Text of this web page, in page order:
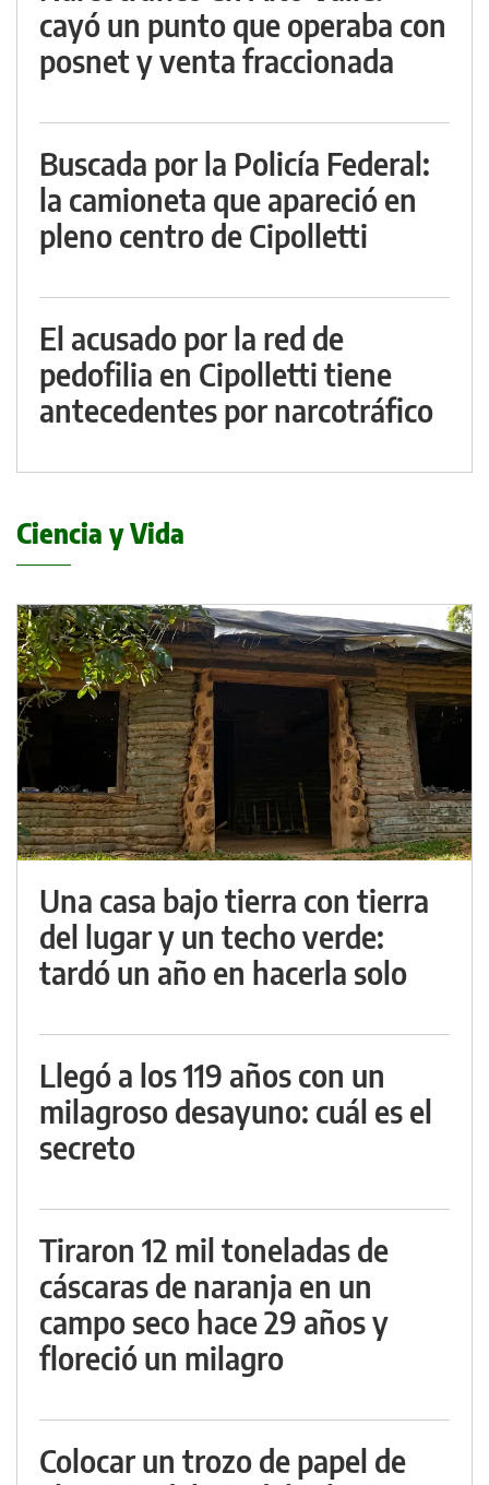
cayó un punto que operaba con
posnet y venta fraccionada
Buscada por la Policía Federal:
la camioneta que apareció en
pleno centro de Cipolletti
El acusado por la red de
pedofilia en Cipolletti tiene
antecedentes por narcotráfico
Ciencia y Vida
Una casa bajo tierra con tierra
del lugar y un techo verde:
tardó un año en hacerla solo
Llegó a los 119 años con un
milagroso desayuno: cuál es el
secreto
Tiraron 12 mil toneladas de
cáscaras de naranja en un
campo seco hace 29 años y
floreció un milagro
Colocar un trozo de papel de